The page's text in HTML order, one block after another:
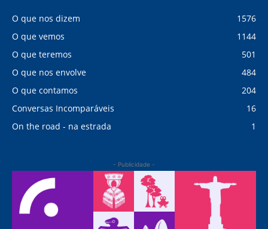
O que nos dizem
1576
O que vemos
1144
O que teremos
501
O que nos envolve
484
O que contamos
204
Conversas Incomparáveis
16
On the road - na estrada
1
- Publicidade -